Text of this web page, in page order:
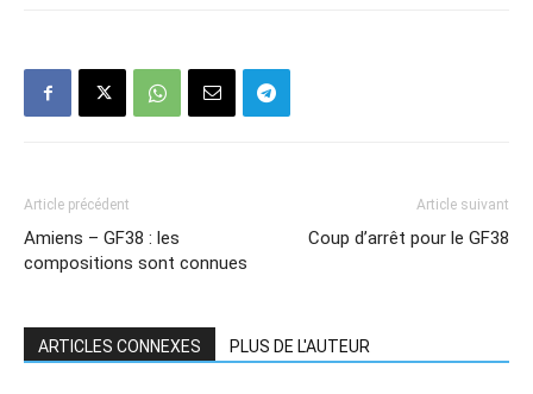
Article précédent
Amiens – GF38 : les
compositions sont connues
Article suivant
Coup d’arrêt pour le GF38
ARTICLES CONNEXES PLUS DE L'AUTEUR